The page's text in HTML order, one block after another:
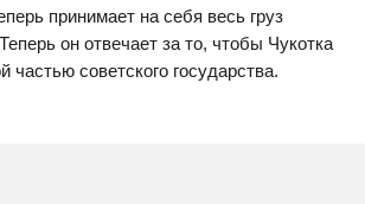
принимает на себя весь груз
он отвечает за то, чтобы Чукотка
частью советского государства.